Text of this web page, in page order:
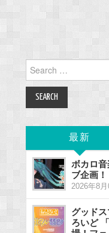
for:
最新
ボカロ
ブ企画！
2026年8
グッド
ろいど